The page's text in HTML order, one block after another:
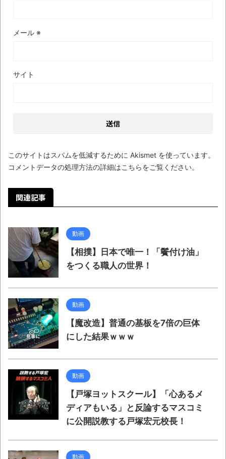
の数々！！
メール ※
サイト
このサイトはスパムを低減するために Akismet を使っています。
コメントデータの処理方法の詳細はこちらをご覧ください。
関連記事
動画
【相撲】日本で唯一！「鬢付け油」
をつくる職人の世界！
動画
【魔改造】普通の基板を7倍の巨体
にした結果ｗｗｗ
動画
【戸塚ヨットスクール】「心あるメ
ディアもいる」と反論するマスコミ
に公開説教する戸塚宏元校長！
動画